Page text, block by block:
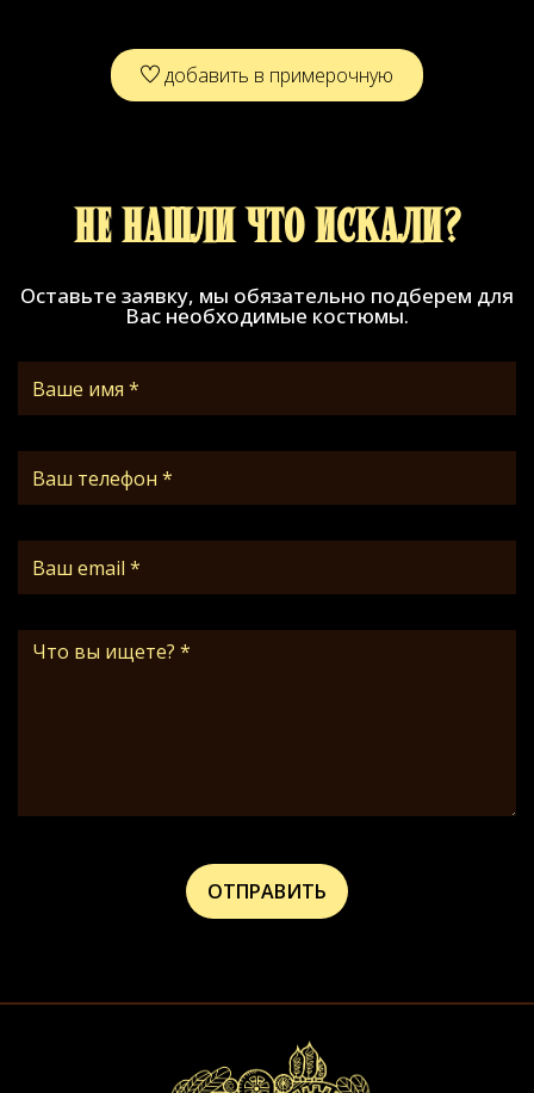
добавить в примерочную
Не нашли что искали?
Оставьте заявку, мы обязательно подберем для
Вас необходимые костюмы.